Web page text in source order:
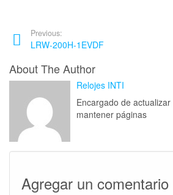
Previous:
LRW-200H-1EVDF
About The Author
Relojes INTI
Encargado de
mantener páginas
Agregar un comentario